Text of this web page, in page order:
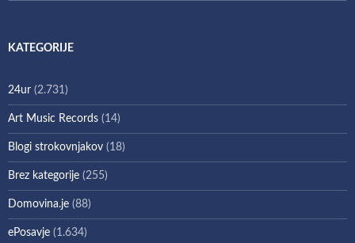
KATEGORIJE
24ur (2.731)
Art Music Records (14)
Blogi strokovnjakov (18)
Brez kategorije (255)
Domovina.je (88)
ePosavje (1.634)